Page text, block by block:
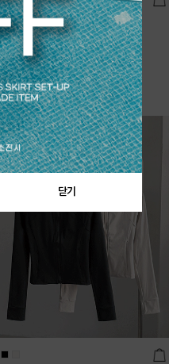
블룸 하이넥 니트집업
Sold Out
free(44~66)
★★★★★4.9
닫기